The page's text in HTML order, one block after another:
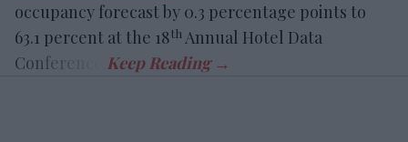
occupancy forecast by 0.3 percentage points to
63.1 percent at the 18th Annual Hotel Data
Conference.